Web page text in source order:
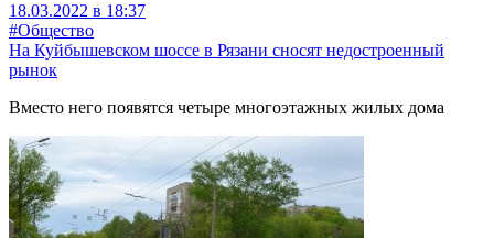
18.03.2022 в 18:37
#Общество
На Куйбышевском шоссе в Рязани сносят недостроенный
рынок
Вместо него появятся четыре многоэтажных жилых дома